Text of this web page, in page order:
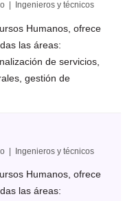
| Ingenieros y técnicos
Humanos, ofrece
las áreas:
de servicios,
gestión de
| Ingenieros y técnicos
Humanos, ofrece
las áreas: